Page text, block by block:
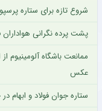
شروع تازه برای ستاره
پشت پرده نگرانی
ممانعت باشگاه آلومینیوم
عکس
ستاره جوان فولاد و